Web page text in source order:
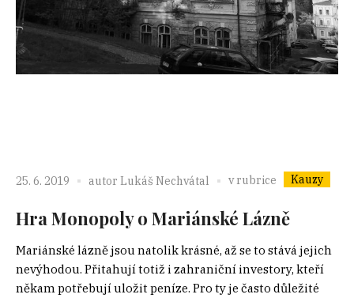
25. 6. 2019 autor Lukáš Nechvátal v rubrice Kauzy
Hra Monopoly o Mariánské Lázně
Mariánské lázně jsou natolik krásné, až se to stává jejich
nevýhodou. Přitahují totiž i zahraniční investory, kteří
někam potřebují uložit peníze. Pro ty je často důležité